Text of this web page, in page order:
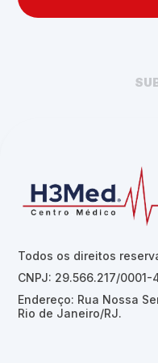
Todos os direitos
CNPJ: 29.566.217/0001-
Endereço: Rua Nossa
Rio de Janeiro/RJ.